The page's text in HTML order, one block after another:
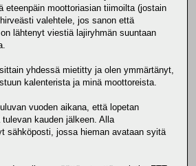
eteenpäin moottoriasian tiimoilta (jostain
valehtele, jos sanon että
lähtenyt viestiä lajiryhmän suuntaan
yhdessä mietitty ja olen ymmärtänyt,
kalenterista ja minä moottoreista.
vuoden aikana, että lopetan
kauden jälkeen. Alla
sähköposti, jossa hieman avataan syitä